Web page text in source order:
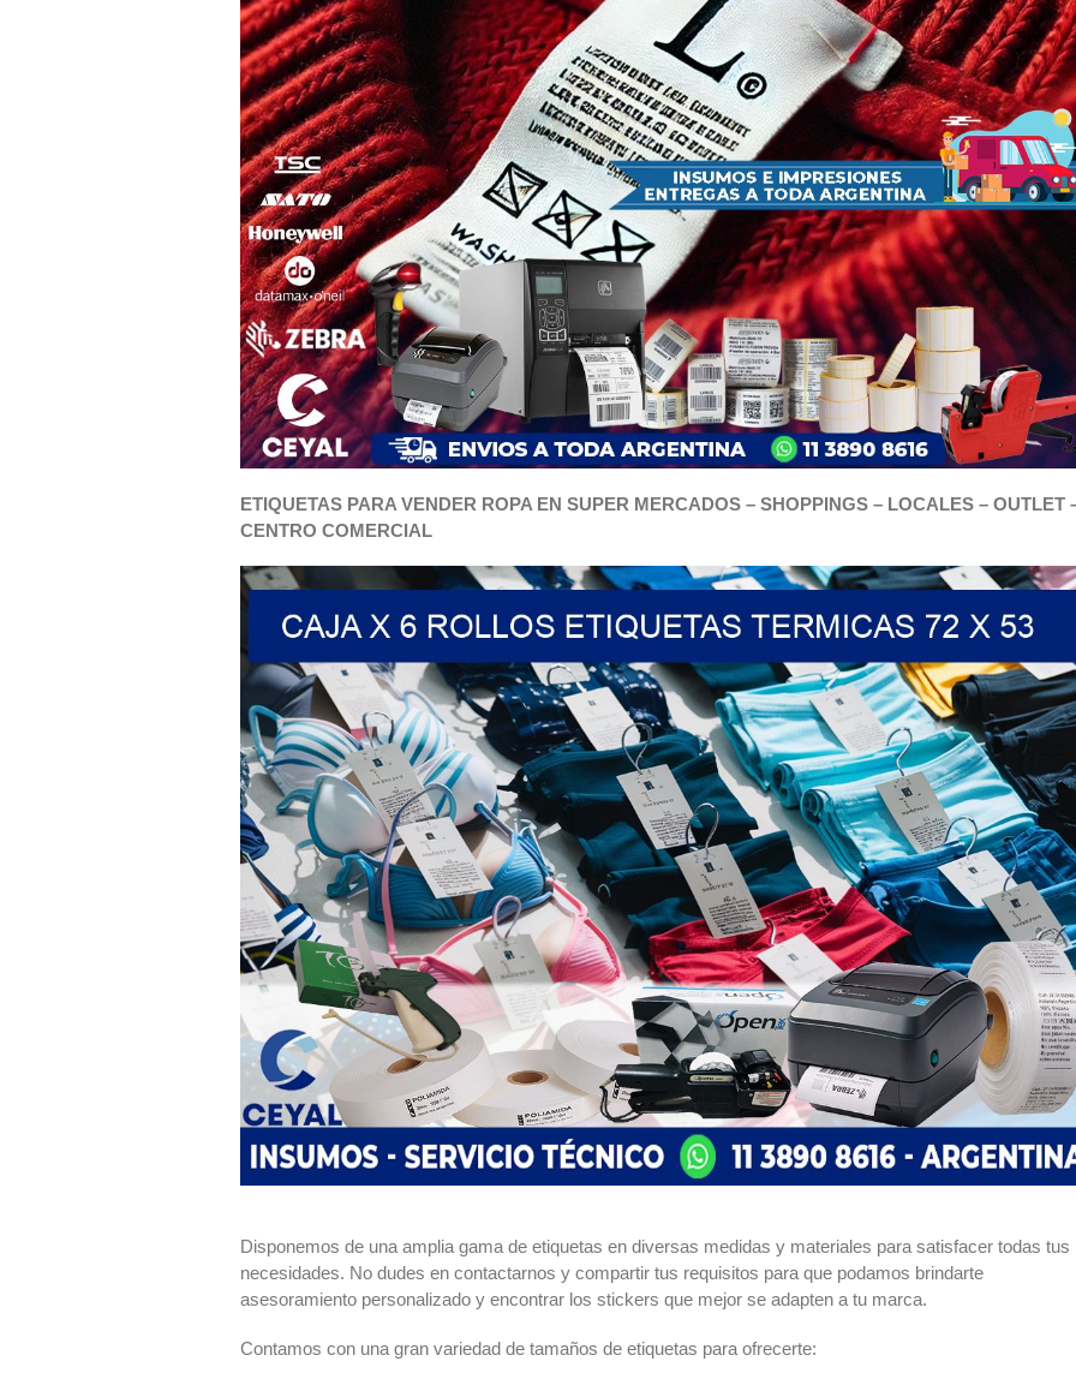
ETIQUETAS PARA VENDER ROPA EN SUPER MERCADOS – SHOPPINGS – LOCALES – OUTLET
CENTRO COMERCIAL
Disponemos de una amplia gama de etiquetas en diversas medidas y materiales para satisfacer todas tus
necesidades. No dudes en contactarnos y compartir tus requisitos para que podamos brindarte
asesoramiento personalizado y encontrar los stickers que mejor se adapten a tu marca.
Contamos con una gran variedad de tamaños de etiquetas para ofrecerte: